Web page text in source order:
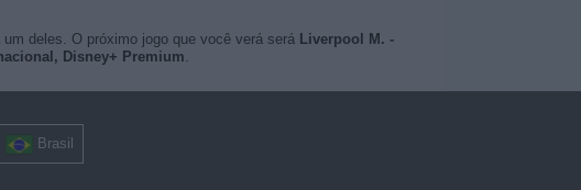
deles. O próximo jogo que você verá será Liverpool M. -
Disney+ Premium.
Brasil